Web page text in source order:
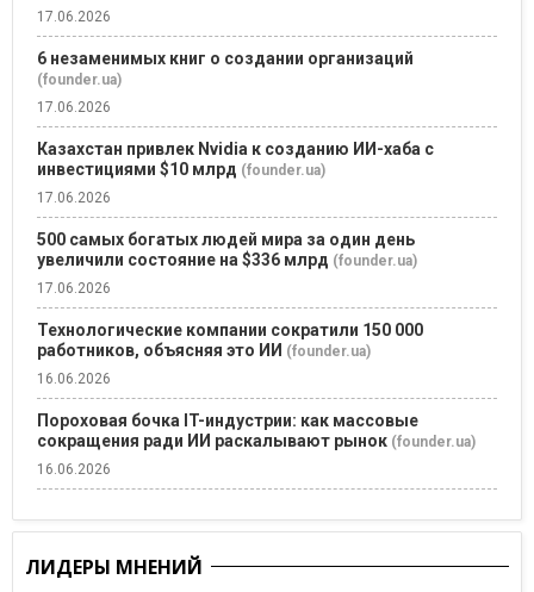
17.06.2026
6 незаменимых книг о создании организаций
(founder.ua)
17.06.2026
Казахстан привлек Nvidia к созданию ИИ-хаба с
инвестициями $10 млрд (founder.ua)
17.06.2026
500 самых богатых людей мира за один день
увеличили состояние на $336 млрд (founder.ua)
17.06.2026
Технологические компании сократили 150 000
работников, объясняя это ИИ (founder.ua)
16.06.2026
Пороховая бочка IT-индустрии: как массовые
сокращения ради ИИ раскалывают рынок (founder.ua)
16.06.2026
ЛИДЕРЫ МНЕНИЙ